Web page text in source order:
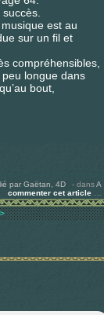
est au
sur un fil et
compréhensibles,
longue dans
bout,
par Gaëtan, 4D - dansA
commenter cet article